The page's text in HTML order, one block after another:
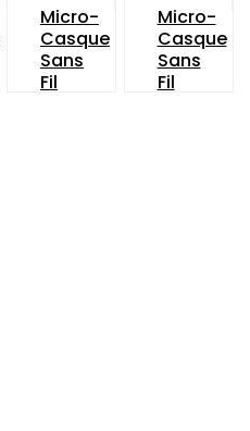
Micro-
Casque
Sans
Fil
Micro-
Casque
Sans
Fil